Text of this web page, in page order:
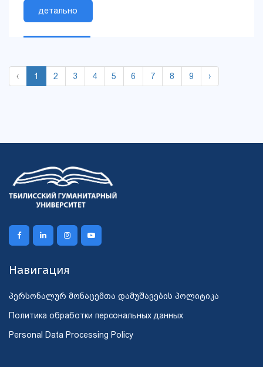
детально
‹ 1 2 3 4 5 6 7 8 9 ›
Навигация
პერსონალურ მონაცემთა დამუშავების პოლიტიკა
Политика обработки персональных данных
Personal Data Processing Policy